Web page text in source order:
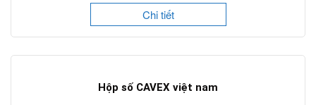
Chi tiết
Hộp số CAVEX việt nam